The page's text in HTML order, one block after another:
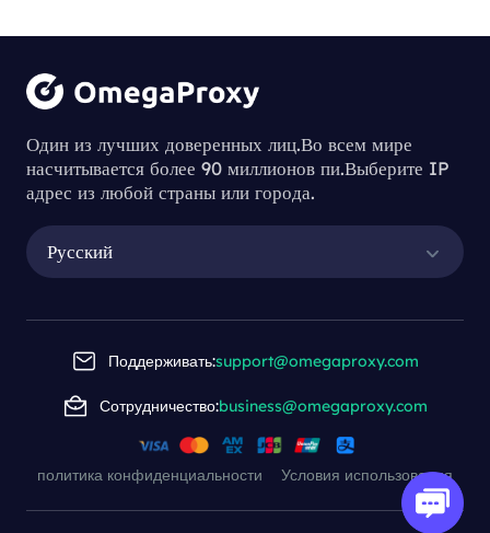
Один из лучших доверенных лиц.Во всем мире
насчитывается более 90 миллионов пи.Выберите IP
адрес из любой страны или города.
Русский
Поддерживать:support@omegaproxy.com
Сотрудничество:business@omegaproxy.com
политика конфиденциальности Условия использования